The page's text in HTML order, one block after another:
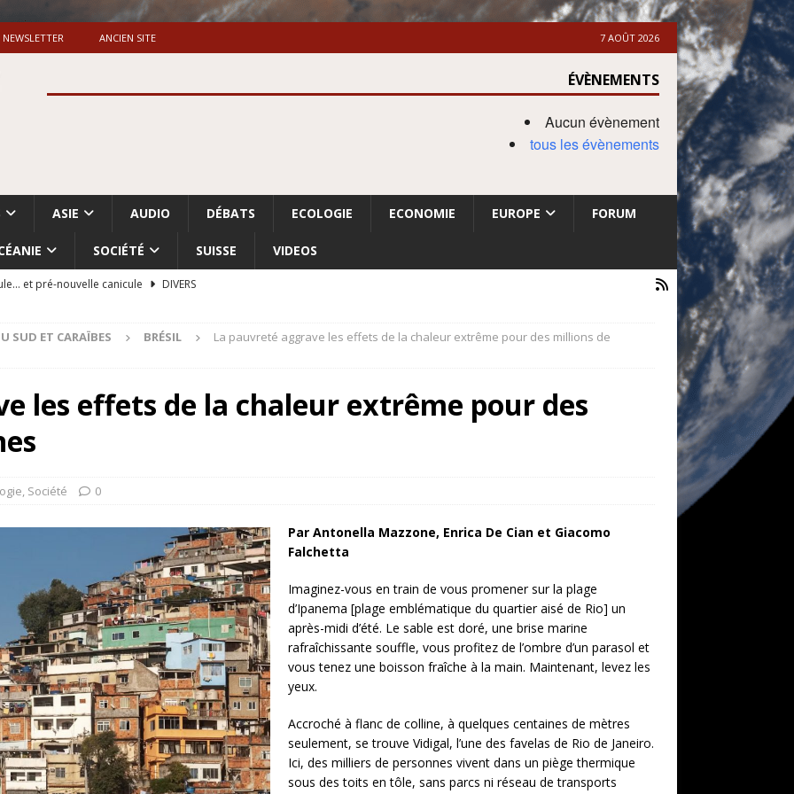
NEWSLETTER ANCIEN SITE 7 AOÛT 2026
ÉVÈNEMENTS
Aucun évènement
tous les évènements
ASIE AUDIO DÉBATS ECOLOGIE ECONOMIE EUROPE FORUM
SOCIÉTÉ SUISSE VIDEOS
et pré-nouvelle canicule
DIVERS
du nettoyage ethnique en Cisjordanie et à Gaza
sur la “fraude électorale” était une blague de mauvais
comptent: l’urgence de la démilitarisation de la Police militaire
SUD ET CARAÏBES BRÉSIL
La pauvreté aggrave les effets de la chaleur extrême pour des millions de
les effets de la chaleur extrême pour des
, Société 0
Par Antonella Mazzone, Enrica De Cian et Giacomo
Falchetta
Imaginez-vous en train de vous promener sur la plage
d’Ipanema [plage emblématique du quartier aisé de Rio] un
après-midi d’été. Le sable est doré, une brise marine
rafraîchissante souffle, vous profitez de l’ombre d’un parasol et
vous tenez une boisson fraîche à la main. Maintenant, levez les
yeux.
Accroché à flanc de colline, à quelques centaines de mètres
seulement, se trouve Vidigal, l’une des favelas de Rio de Janeiro.
Ici, des milliers de personnes vivent dans un piège thermique
sous des toits en tôle, sans parcs ni réseau de transports